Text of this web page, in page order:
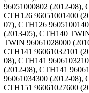
96051000802 (2012-08),
CTH126 96051001400
07), CTH126
(2013-05), CTH140
TWIN 96061028000
CTH141 96061032101
08), CTH141
(2012-08), CTH141
96061034300 (2012-08),
CTH151 96061027600